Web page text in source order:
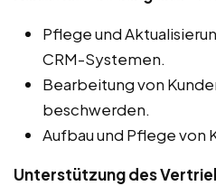
Pflege und
CRM-Systemen.
Bearbeitung von
beschwerden.
Aufbau und Pflege von
Unterstützung des